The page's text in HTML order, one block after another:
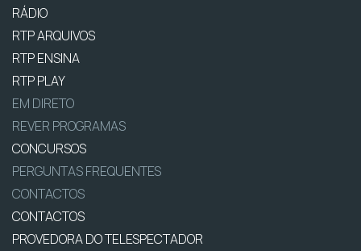
RÁDIO
RTP ARQUIVOS
RTP ENSINA
RTP PLAY
EM DIRETO
REVER PROGRAMAS
CONCURSOS
PERGUNTAS FREQUENTES
CONTACTOS
CONTACTOS
PROVEDORA DO TELESPECTADOR